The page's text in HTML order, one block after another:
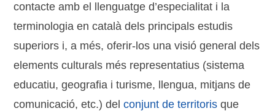
contacte amb el llenguatge d’especialitat i la
terminologia en català dels principals estudis
superiors i, a més, oferir-los una visió general dels
elements culturals més representatius (sistema
educatiu, geografia i turisme, llengua, mitjans de
comunicació, etc.) delconjunt de territoris que